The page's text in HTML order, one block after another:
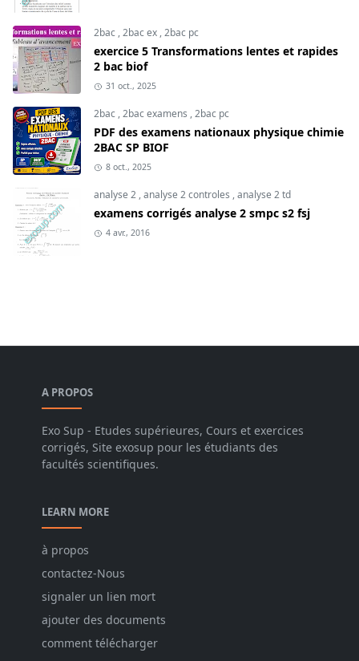
2bac,2bac ex,2bac pc
exercice 5 Transformations lentes et rapides
2 bac biof
31 oct., 2025
2bac,2bac examens ,2bac pc
PDF des examens nationaux physique chimie
2BAC SP BIOF
8 oct., 2025
analyse 2,analyse 2 controles ,analyse 2 td
examens corrigés analyse 2 smpc s2 fsj
4 avr., 2016
A PROPOS
Exo Sup - Etudes supérieures, Cours et exercices
corrigés, Site exosup pour les étudiants des
facultés scientifiques.
LEARN MORE
à propos
contactez-Nous
signaler un lien mort
ajouter des documents
comment télécharger